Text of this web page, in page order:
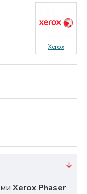
Xerox
Xerox Phaser